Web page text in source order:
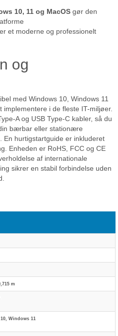
10, 11 og MacOS gør den
et moderne og professionelt
og
med Windows 10, Windows 11
i de fleste IT-miljøer.
A og USB Type-C kabler, så du
bærbar eller stationære
En hurtigstartguide er inkluderet
Enheden er RoHS, FCC og CE
af internationale
sikrer en stabil forbindelse uden
m
Windows 11